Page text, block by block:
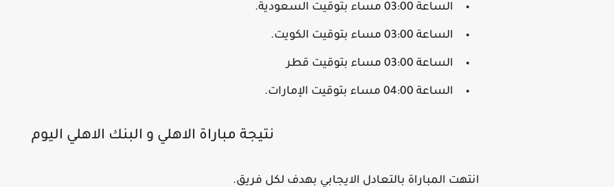
الساعة 03:00 مساء بتوقيت السعودية.
الساعة 03:00 مساء بتوقيت الكويت.
الساعة 03:00 مساء بتوقيت قطر
الساعة 04:00 مساء بتوقيت الإمارات.
نتيجة مباراة الاهلي و البنك الاهلي اليوم
انتهت المباراة بالتعادل الايجابي بهدف لكل فريق.